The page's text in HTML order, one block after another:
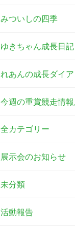
みついしの四季
ゆきちゃん成長日記
れあんの成長ダイ
今週の重賞競走情
全カテゴリー
展示会のお知らせ
未分類
活動報告